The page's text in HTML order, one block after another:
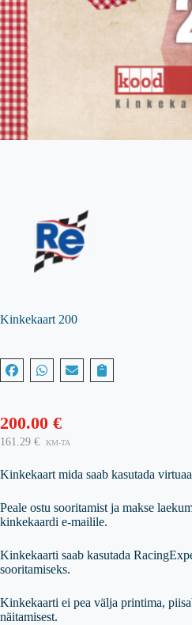
Kinkekaart 200
200.00 €
161.29 € KM-TA
Kinkekaart mida saab kasutada
Peale ostu sooritamist ja makse
kinkekaardi e-mailile.
Kinkekaarti saab kasutada
sooritamiseks.
Kinkekaarti ei pea välja printima,
näitamisest.